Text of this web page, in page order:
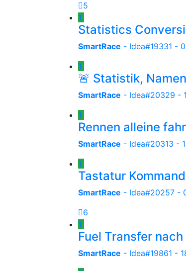
5
1
Statistics
SmartRace - Idea#19331 -
1
🚨 Statistik,
SmartRace - Idea#20329 -
1
Rennen alleine
SmartRace - Idea#20313 -
1
Tastatur
SmartRace - Idea#20257 -
6
1
Fuel Transfer
SmartRace - Idea#19861 -